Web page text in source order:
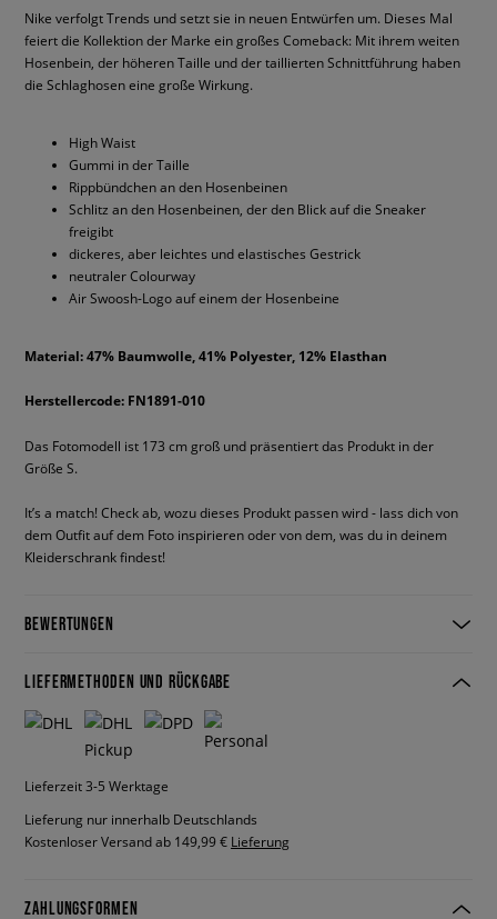
Nike verfolgt Trends und setzt sie in neuen Entwürfen um. Dieses Mal
feiert die Kollektion der Marke ein großes Comeback: Mit ihrem weiten
Hosenbein, der höheren Taille und der taillierten Schnittführung haben
die Schlaghosen eine große Wirkung.
High Waist
Gummi in der Taille
Rippbündchen an den Hosenbeinen
Schlitz an den Hosenbeinen, der den Blick auf die Sneaker
freigibt
dickeres, aber leichtes und elastisches Gestrick
neutraler Colourway
Air Swoosh-Logo auf einem der Hosenbeine
Material: 47% Baumwolle, 41% Polyester, 12% Elasthan
Herstellercode: FN1891-010
Das Fotomodell ist 173 cm groß und präsentiert das Produkt in der
Größe S.
It’s a match! Check ab, wozu dieses Produkt passen wird - lass dich von
dem Outfit auf dem Foto inspirieren oder von dem, was du in deinem
Kleiderschrank findest!
BEWERTUNGEN
LIEFERMETHODEN UND RÜCKGABE
Lieferzeit 3-5 Werktage
Lieferung nur innerhalb Deutschlands
Kostenloser Versand ab 149,99 € Lieferung
ZAHLUNGSFORMEN